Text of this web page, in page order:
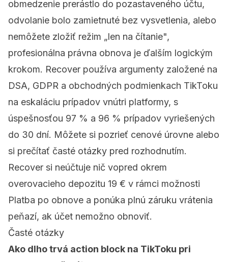
obmedzenie prerástlo do pozastaveného účtu,
odvolanie bolo zamietnuté bez vysvetlenia, alebo
nemôžete zložiť režim „len na čítanie",
profesionálna právna obnova je ďalším logickým
krokom. Recover používa argumenty založené na
DSA, GDPR a obchodných podmienkach TikToku
na eskaláciu prípadov vnútri platformy, s
úspešnosťou 97 % a 96 % prípadov vyriešených
do 30 dní. Môžete si pozrieť cenové úrovne alebo
si prečítať časté otázky pred rozhodnutím.
Recover si neúčtuje nič vopred okrem
overovacieho depozitu 19 € v rámci možnosti
Platba po obnove a ponúka plnú záruku vrátenia
peňazí, ak účet nemožno obnoviť.
Časté otázky
Ako dlho trvá action block na TikToku pri